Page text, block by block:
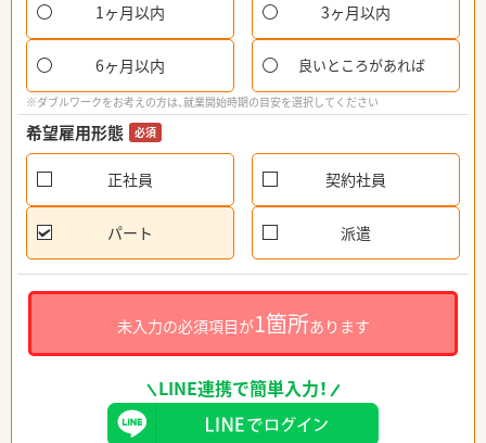
1ヶ月以内 3ヶ月以内
6ヶ月以内 良いところがあれば
※ダブルワークをお考えの方は、就業開始時期の目安を選択してください
希望雇用形態 必須
正社員 契約社員
パート 派遣
未入力の必須項目が1箇所あります
LINE連携で簡単入力！